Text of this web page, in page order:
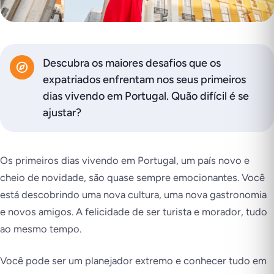
Descubra os maiores desafios que os
expatriados enfrentam nos seus primeiros
dias vivendo em Portugal. Quão difícil é se
ajustar?
Os primeiros dias vivendo em Portugal, um país novo e
cheio de novidade, são quase sempre emocionantes. Você
está descobrindo uma nova cultura, uma nova gastronomia
e novos amigos. A felicidade de ser turista e morador, tudo
ao mesmo tempo.
Você pode ser um planejador extremo e conhecer tudo em